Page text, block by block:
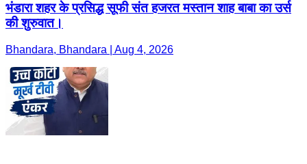
भंडारा शहर के प्रसिद्ध सूफी संत हजरत मस्तान शाह बाबा का उर्स
की शुरुवात।
Bhandara, Bhandara | Aug 4, 2026